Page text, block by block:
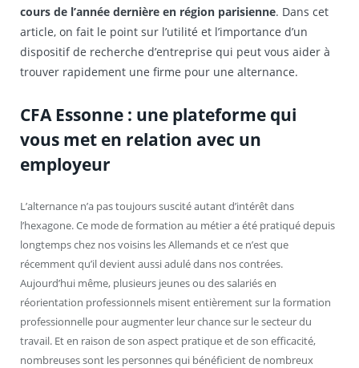
cours de l’année dernière en région parisienne. Dans cet
article, on fait le point sur l’utilité et l’importance d’un
dispositif de recherche d’entreprise qui peut vous aider à
trouver rapidement une firme pour une alternance.
CFA Essonne : une plateforme qui
vous met en relation avec un
employeur
L’alternance n’a pas toujours suscité autant d’intérêt dans
l’hexagone. Ce mode de formation au métier a été pratiqué depuis
longtemps chez nos voisins les Allemands et ce n’est que
récemment qu’il devient aussi adulé dans nos contrées.
Aujourd’hui même, plusieurs jeunes ou des salariés en
réorientation professionnels misent entièrement sur la formation
professionnelle pour augmenter leur chance sur le secteur du
travail. Et en raison de son aspect pratique et de son efficacité,
nombreuses sont les personnes qui bénéficient de nombreux